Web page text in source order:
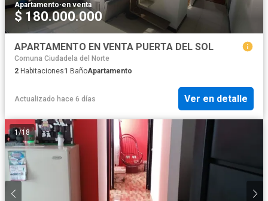
Apartamento·en venta
$ 180.000.000
APARTAMENTO EN VENTA PUERTA DEL SOL
Comuna Ciudadela del Norte
2 Habitaciones1 BañoApartamento
Actualizado hace 6 días Ver en detalle
1/18